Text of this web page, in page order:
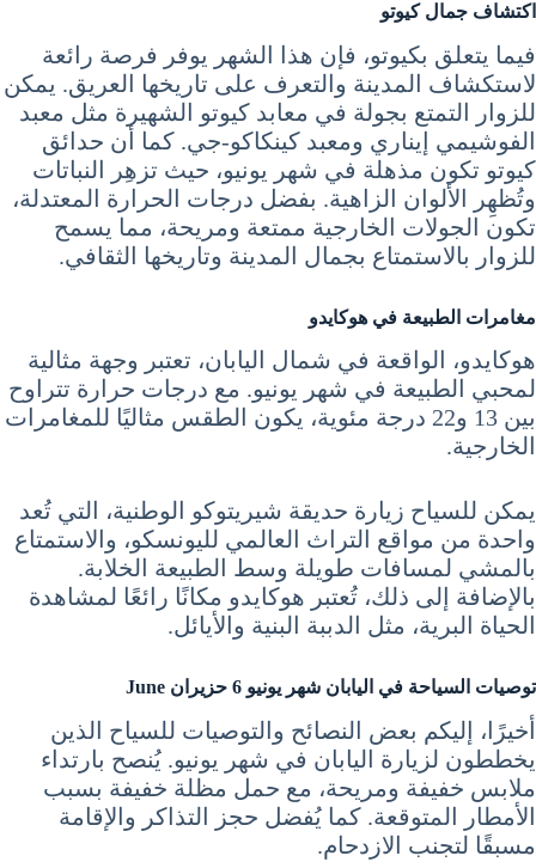
اكتشاف جمال كيوتو
فيما يتعلق بكيوتو، فإن هذا الشهر يوفر فرصة رائعة
لاستكشاف المدينة والتعرف على تاريخها العريق. يمكن
للزوار التمتع بجولة في معابد كيوتو الشهيرة مثل معبد
الفوشيمي إيناري ومعبد كينكاكو-جي. كما أن حدائق
كيوتو تكون مذهلة في شهر يونيو، حيث تزهِر النباتات
وتُظهِر الألوان الزاهية. بفضل درجات الحرارة المعتدلة،
تكون الجولات الخارجية ممتعة ومريحة، مما يسمح
للزوار بالاستمتاع بجمال المدينة وتاريخها الثقافي.
مغامرات الطبيعة في هوكايدو
هوكايدو، الواقعة في شمال اليابان، تعتبر وجهة مثالية
لمحبي الطبيعة في شهر يونيو. مع درجات حرارة تتراوح
بين 13 و22 درجة مئوية، يكون الطقس مثاليًا للمغامرات
الخارجية.
يمكن للسياح زيارة حديقة شيريتوكو الوطنية، التي تُعد
واحدة من مواقع التراث العالمي لليونسكو، والاستمتاع
بالمشي لمسافات طويلة وسط الطبيعة الخلابة.
بالإضافة إلى ذلك، تُعتبر هوكايدو مكانًا رائعًا لمشاهدة
الحياة البرية، مثل الدببة البنية والأيائل.
توصيات السياحة في اليابان شهر يونيو 6 حزيران June
أخيرًا، إليكم بعض النصائح والتوصيات للسياح الذين
يخططون لزيارة اليابان في شهر يونيو. يُنصح بارتداء
ملابس خفيفة ومريحة، مع حمل مظلة خفيفة بسبب
الأمطار المتوقعة. كما يُفضل حجز التذاكر والإقامة
مسبقًا لتجنب الازدحام.